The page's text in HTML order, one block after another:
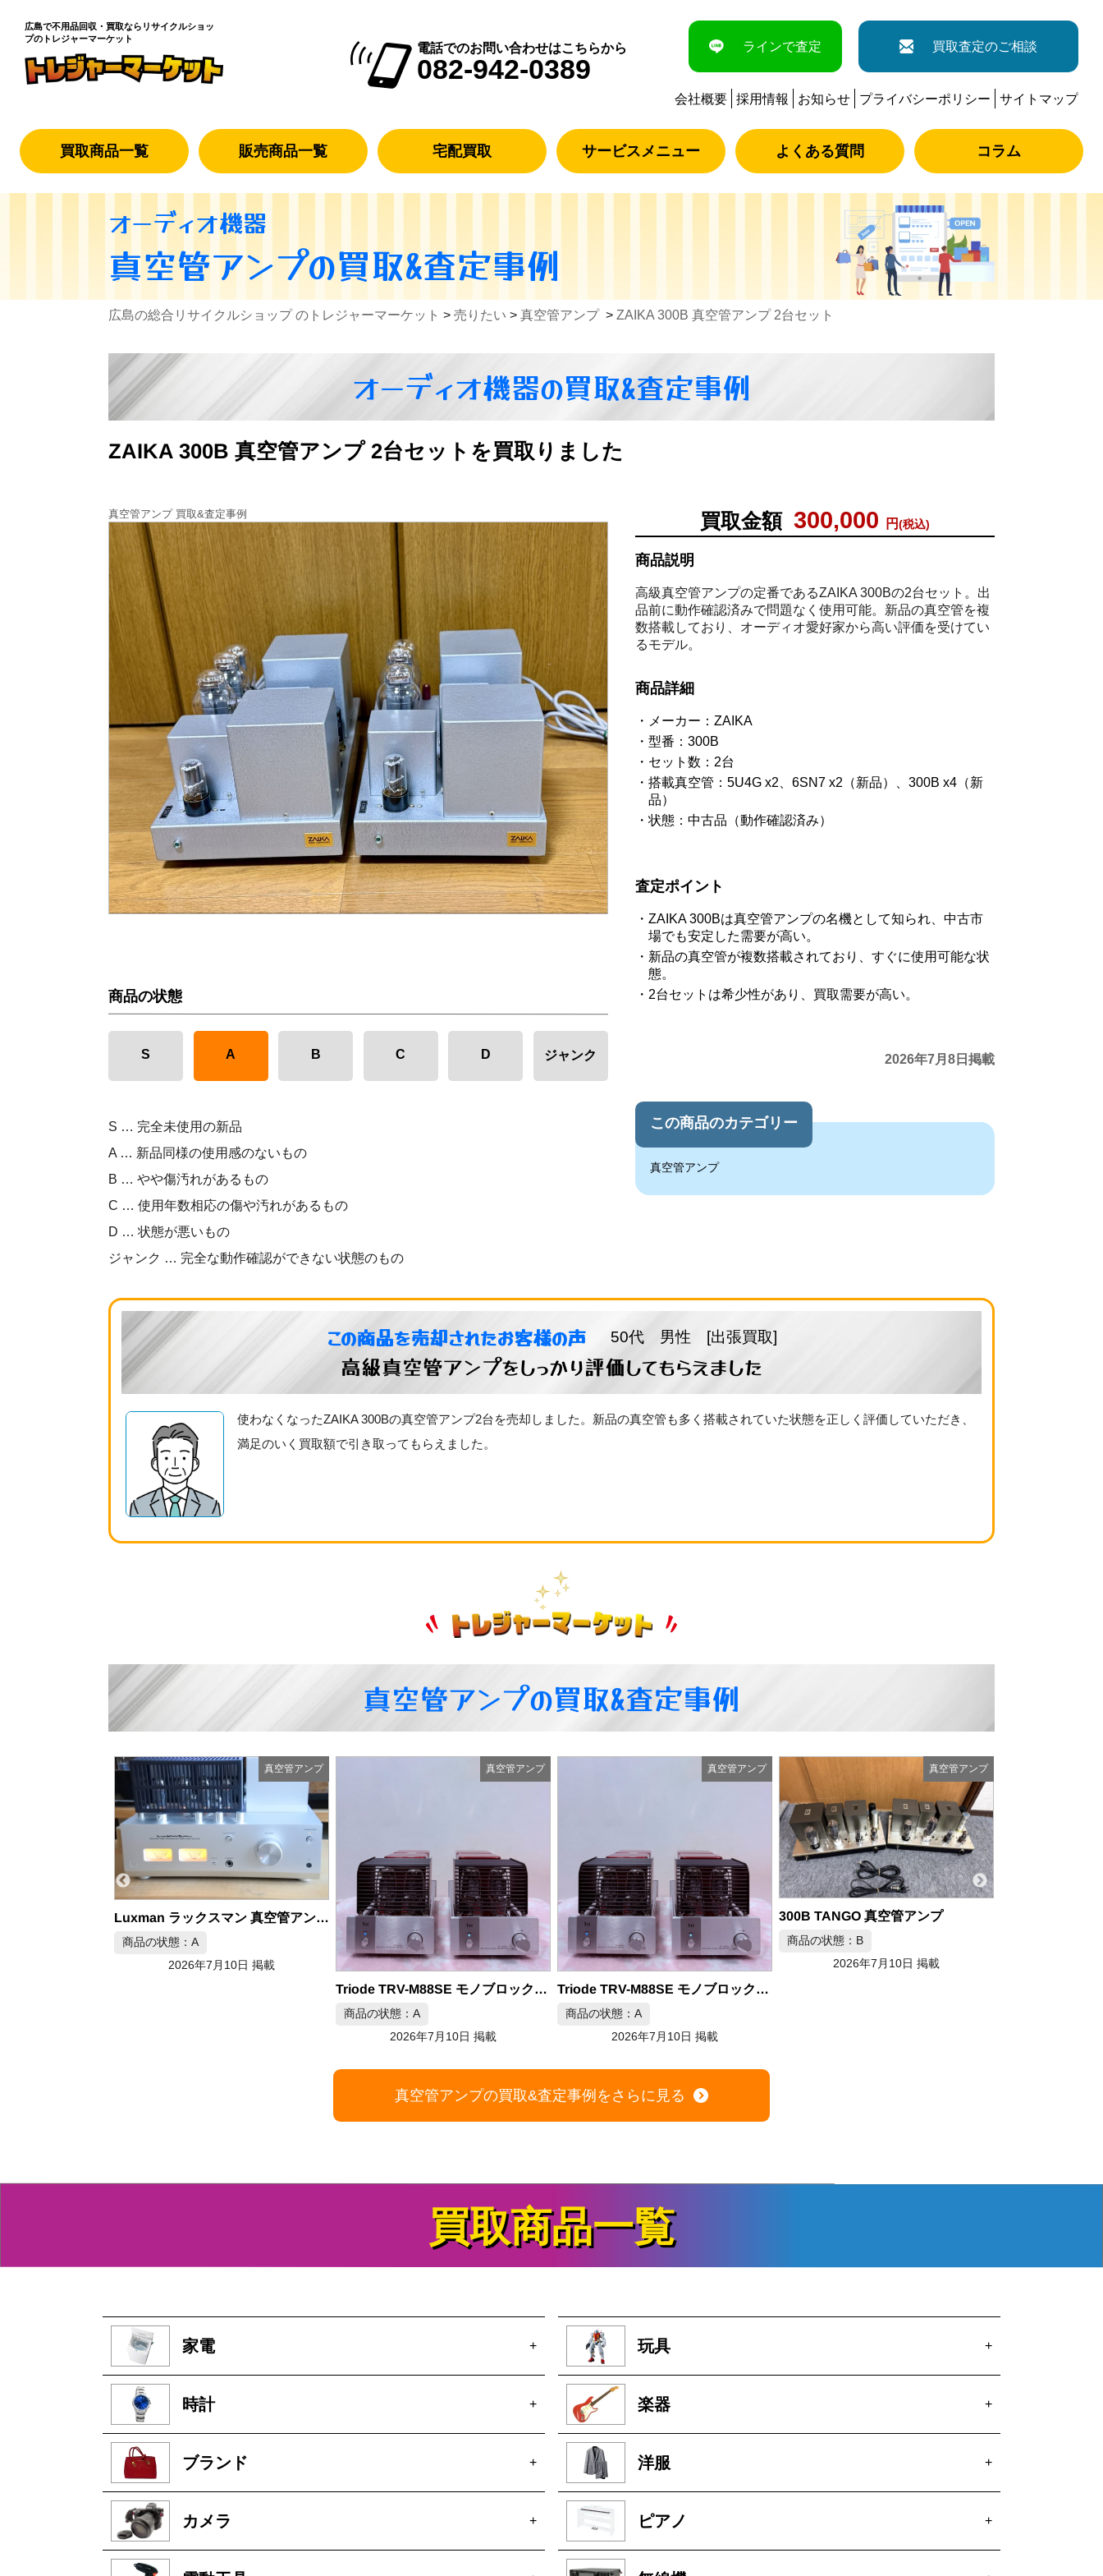
広島で不用品回収・買取なら リサイクルショッ
プのトレジャーマーケット
電話でのお問い合わせはこちらから
082-942-0389
ラインで査定 買取査定のご相談
会社概要 採用情報 お知らせ プライバシーポリシー サイトマップ
買取商品一覧 販売商品一覧 宅配買取 サービスメニュー よくある質問 コラム
オーディオ機器
真空管アンプの買取&査定事例
広島の総合リサイクルショップ のトレジャーマーケット > 売りたい > 真空管アンプ > ZAIKA 300B 真空管アンプ 2台セット
オーディオ機器の買取&査定事例
ZAIKA 300B 真空管アンプ 2台セットを買取りました
買取金額 300,000 円(税込)
商品説明
高級真空管アンプの定番であるZAIKA 300Bの2台セット。出
品前に動作確認済みで問題なく使用可能。新品の真空管を複
数搭載しており、オーディオ愛好家から高い評価を受けてい
るモデル。
商品詳細
メーカー：ZAIKA
型番：300B
セット数：2台
搭載真空管：5U4G x2、6SN7 x2（新品）、300B x4（新
品）
状態：中古品（動作確認済み）
査定ポイント
ZAIKA 300Bは真空管アンプの名機として知られ、中古市
場でも安定した需要が高い。
新品の真空管が複数搭載されており、すぐに使用可能な状
態。
2台セットは希少性があり、買取需要が高い。
2026年7月8日掲載
この商品のカテゴリー
真空管アンプ
真空管アンプ 買取&査定事例
商品の状態
S A B C D ジャンク
S … 完全未使用の新品
A … 新品同様の使用感のないもの
B … やや傷汚れがあるもの
C … 使用年数相応の傷や汚れがあるもの
D … 状態が悪いもの
ジャンク … 完全な動作確認ができない状態のもの
この商品を売却されたお客様の声 50代 男性 [出張買取]
高級真空管アンプをしっかり評価してもらえました
使わなくなったZAIKA 300Bの真空管アンプ2台を売却しました。新品の真空管も多く搭載されていた状態を正しく評価していただき、
満足のいく買取額で引き取ってもらえました。
真空管アンプの買取&査定事例
真空管アンプ 真空管アンプ
Triode TRV-M88SE モノブロック真空管アンプ ペア
商品の状態：A
2026年7月10日 掲載
真空管アンプ
300B TANGO 真空管アンプ
商品の状態：B
2026年7月10日 掲載
真空管アンプ
商品の状態：B
真空管アンプの買取&査定事例をさらに見る
買取商品一覧
家電 +
時計 +
ブランド +
カメラ +
玩具 +
楽器 +
洋服 +
ピアノ +